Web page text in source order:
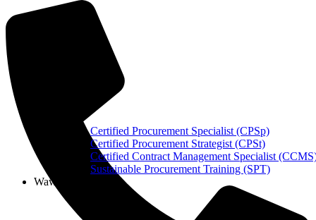
Certified Procurement Specialist (CPSp)
Certified Procurement Strategist (CPSt)
Certified Contract Management Specialist
Sustainable Procurement Training (SPT)
Wawasan